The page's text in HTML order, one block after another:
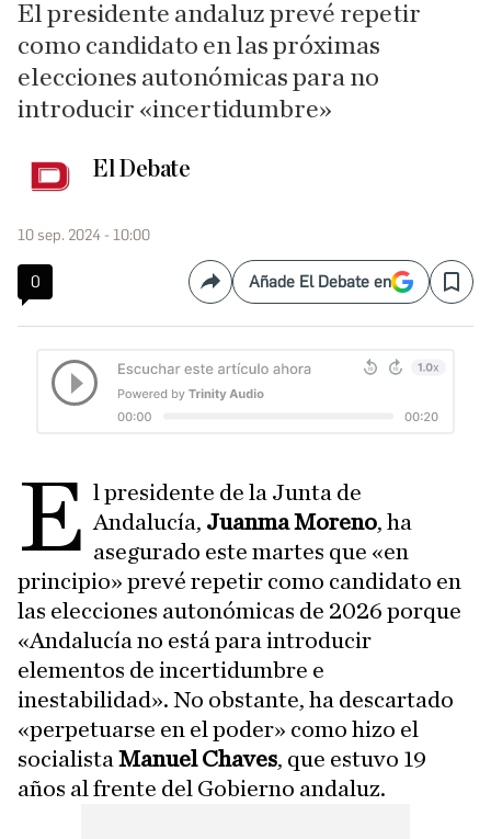
El presidente andaluz prevé repetir
como candidato en las próximas
elecciones autonómicas para no
introducir «incertidumbre»
El Debate
10 sep. 2024 - 10:00
0 CompartirAñade El Debate en Save
E l presidente de la Junta de
Andalucía, Juanma Moreno, ha
asegurado este martes que «en
principio» prevé repetir como candidato en
las elecciones autonómicas de 2026 porque
«Andalucía no está para introducir
elementos de incertidumbre e
inestabilidad». No obstante, ha descartado
«perpetuarse en el poder» como hizo el
socialista Manuel Chaves, que estuvo 19
años al frente del Gobierno andaluz.